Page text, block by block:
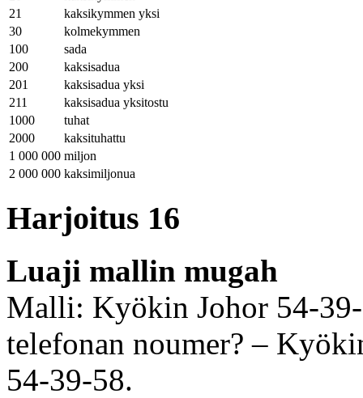
21
kaksikymmen yksi
30
kolmekymmen
100
sada
200
kaksisadua
201
kaksisadua yksi
211
kaksisadua yksitostu
1000
tuhat
2000
kaksituhattu
1 000 000 miljon
2 000 000 kaksimiljonua
Harjoitus 16
Luaji mallin mugah
Malli: Kyökin Johor 54-
telefonan noumer? –
54-39-58.